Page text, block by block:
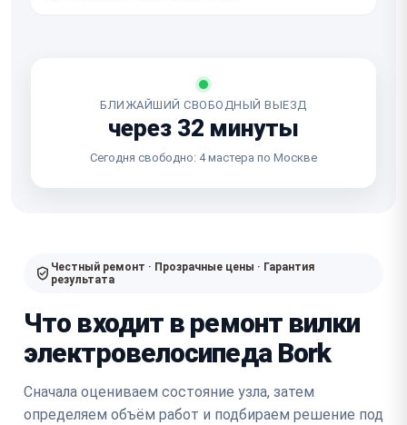
БЛИЖАЙШИЙ СВОБОДНЫЙ ВЫЕЗД
через 32 минуты
Сегодня свободно: 4 мастера по Москве
Честный ремонт · Прозрачные цены · Гарантия
результата
Что входит в ремонт вилки
электровелосипеда Bork
Сначала оцениваем состояние узла, затем
определяем объём работ и подбираем решение под